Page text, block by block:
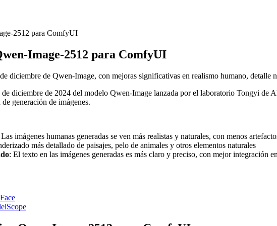
2512 para ComfyUI
Image-2512 para ComfyUI
diciembre de Qwen-Image, con mejoras significativas en realismo humano, detalle
diciembre de 2024 del modelo Qwen-Image lanzada por el laboratorio Tongyi de
generación de imágenes.
Las imágenes humanas generadas se ven más realistas y naturales, con menos
más detallado de paisajes, pelo de animales y otros elementos naturales
: El texto en las imágenes generadas es más claro y preciso, con mejor integración